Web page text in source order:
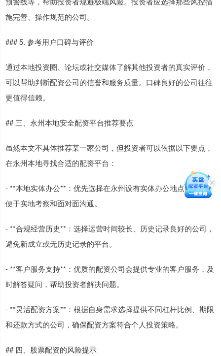
施完善、操作规范的公司。
### 5. 参考用户口碑与评价
通过本地投资圈、论坛或社交媒体了解其他投资者的真实评价，
可以帮助判断配资公司的信誉和服务质量。口碑良好的公司往往
更值得信赖。
## 三、永州本地安全配资平台推荐要点
虽然本文不具体推荐某一家公司，但投资者可以依据以下要点，
在永州本地寻找合适的配资平台：
- **本地实体办公**：优先选择在永州设有实体办公地点的公司，
便于实地考察和面对面沟通。
- **合规经营历史**：选择运营时间较长、历史记录良好的公司，
避免新成立或无历史记录的平台。
- **客户服务支持**：优质的配资公司会提供专业的客户服务，及
时解答疑问，帮助投资者解决问题。
- **灵活配资方案**：根据自身需求选择提供不同杠杆比例、期限
和还款方式的公司，确保配资方案符合个人投资策略。
## 四、股票配资的风险提示